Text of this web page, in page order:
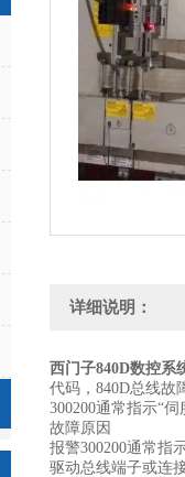
详细说明：
西门子840D数控系
代码，840D总线故
300200通常指示“
故障原因
报警300200通常指
驱动总线端子或连